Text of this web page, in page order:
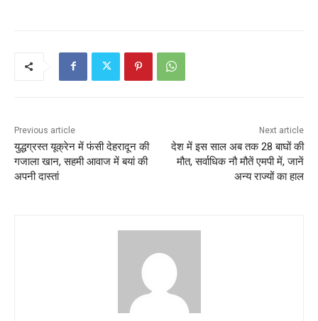
k
A
p
Previous article
युद्धग्रस्त यूक्रेन में फंसी देहरादून की
गजाला खान, सहमी आवाज में बयां की
अपनी दास्तां
Next article
देश में इस साल अब तक 28 बाघों की
मौत, सर्वाधिक नौ मौतें एमपी में, जानें
अन्य राज्यों का हाल